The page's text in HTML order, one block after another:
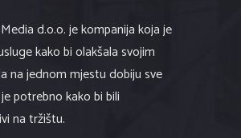
d.o.o. je kompanija koja je
kako bi olakšala svojim
na jednom mjestu dobiju sve
potrebno kako bi bili
na tržištu.